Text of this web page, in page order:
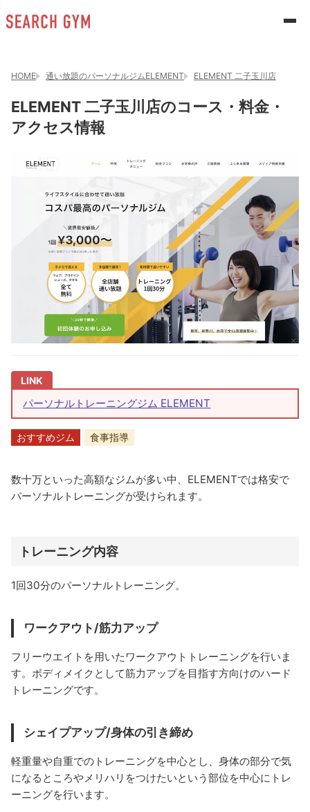
HOME 通い放題のパーソナルジムELEMENT ELEMENT 二子玉川店
ELEMENT 二子玉川店のコース・料金・
アクセス情報
パーソナルトレーニングジム ELEMENT
おすすめジム 食事指導
数十万といった高額なジムが多い中、ELEMENTでは格安で
パーソナルトレーニングが受けられます。
トレーニング内容
1回30分のパーソナルトレーニング。
ワークアウト/筋力アップ
フリーウエイトを用いたワークアウトトレーニングを行いま
す。ボディメイクとして筋力アップを目指す方向けのハード
トレーニングです。
シェイプアップ/身体の引き締め
軽重量や自重でのトレーニングを中心とし、身体の部分で気
になるところやメリハリをつけたいという部位を中心にトレ
ーニングを行います。